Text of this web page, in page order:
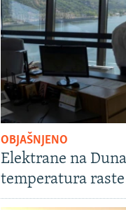
OBJAŠNJENO
Elektrane na
temperatura raste